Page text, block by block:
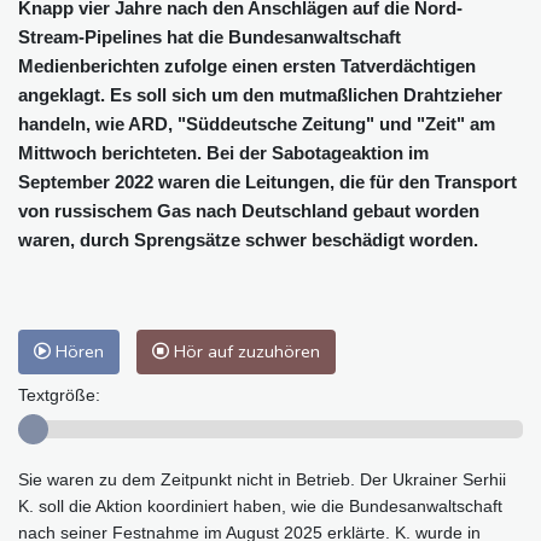
Knapp vier Jahre nach den Anschlägen auf die Nord-
Stream-Pipelines hat die Bundesanwaltschaft
Medienberichten zufolge einen ersten Tatverdächtigen
angeklagt. Es soll sich um den mutmaßlichen Drahtzieher
handeln, wie ARD, "Süddeutsche Zeitung" und "Zeit" am
Mittwoch berichteten. Bei der Sabotageaktion im
September 2022 waren die Leitungen, die für den Transport
von russischem Gas nach Deutschland gebaut worden
waren, durch Sprengsätze schwer beschädigt worden.
Hören Hör auf zuzuhören
Textgröße:
Sie waren zu dem Zeitpunkt nicht in Betrieb. Der Ukrainer Serhii
K. soll die Aktion koordiniert haben, wie die Bundesanwaltschaft
nach seiner Festnahme im August 2025 erklärte. K. wurde in